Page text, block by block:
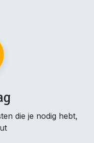
die je nodig hebt,